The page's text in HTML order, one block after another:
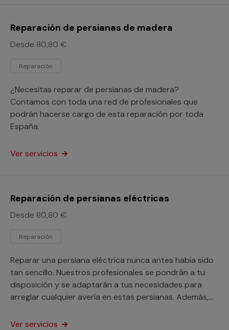
Reparación de persianas de madera
Desde 80,80 €
Reparación
¿Necesitas reparar de persianas de madera?
Contamos con toda una red de profesionales que
podrán hacerse cargo de esta reparación por toda
España.
Ver servicios
Reparación de persianas eléctricas
Desde 80,80 €
Reparación
Reparar una persiana eléctrica nunca antes había sido
tan sencillo. Nuestros profesionales se pondrán a tu
disposición y se adaptarán a tus necesidades para
arreglar cualquier avería en estas persianas. Además,
profesionales.
Ver servicios